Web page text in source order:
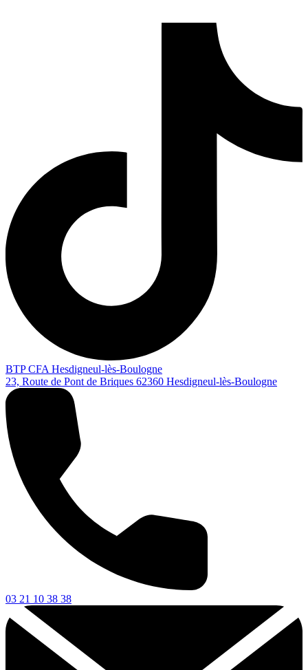
BTP CFA Hesdigneul-lès-Boulogne
23, Route de Pont de Briques 62360 Hesdigneul-lès-Boulogne
03 21 10 38 38